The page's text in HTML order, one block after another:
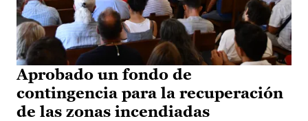
Aprobado un fondo de
contingencia para la recuperación
de las zonas incendiadas